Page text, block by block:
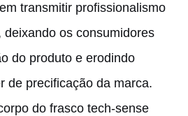
transmitir profissionalismo
os consumidores
do produto e erodindo
de precificação da marca.
do frasco tech-sense